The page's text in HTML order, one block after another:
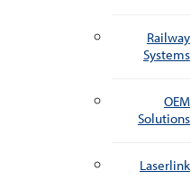
Railway
Systems
OEM
Solutions
Laserlink